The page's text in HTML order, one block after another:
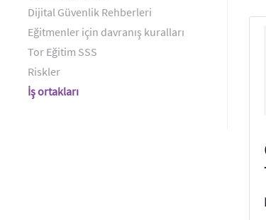
Dijital Güvenlik Rehberleri
Eğitmenler için davranış kuralları
Tor Eğitim SSS
Riskler
İş ortakları